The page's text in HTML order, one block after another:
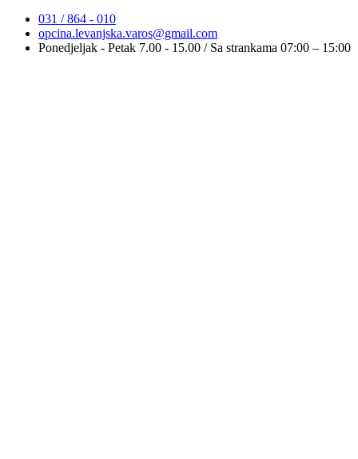
031 / 864 - 010
opcina.levanjska.varos@gmail.com
Ponedjeljak - Petak 7.00 - 15.00 / Sa strankama 07:00 – 15:00